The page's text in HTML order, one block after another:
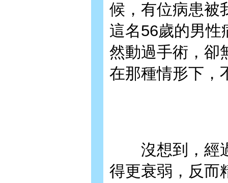
候，有位病患被
這名56歲的男性
然動過手術，卻
在那種情形下，
沒想到，經過
得更衰弱，反而